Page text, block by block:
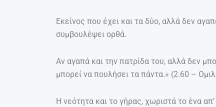
Εκείνος που έχει και τα δύο, αλλά δεν
συμβουλέψει ορθά.
Αν αγαπά και την πατρίδα του, αλλά δεν
μπορεί να πουλήσει τα πάντα.» (2.60 –
Η νεότητα και το γήρας, χωριστά το ένα